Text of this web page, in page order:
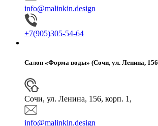
info@malinkin.design
+7(905)305-54-64
Салон «Форма воды» (Сочи, ул. Ленина, 156,
Сочи, ул. Ленина, 156, корп. 1,
info@malinkin.design